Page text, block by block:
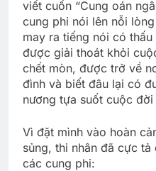
viết cuốn “Cung oán
cung phi nói lên nỗi
may ra tiếng nói có
được giải thoát khỏi
chết mòn, được trở về
đình và biết đâu lại có
nương tựa suốt cuộc
Vì đặt mình vào hoàn
sủng, thi nhân đã cực
các cung phi: